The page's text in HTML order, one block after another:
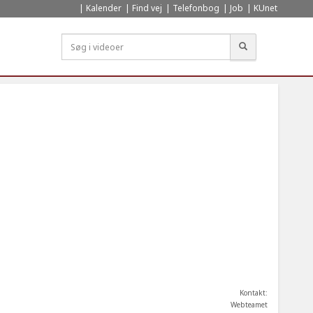
Kalender Find vej Telefonbog Job KUnet
Kontakt:
Webteamet